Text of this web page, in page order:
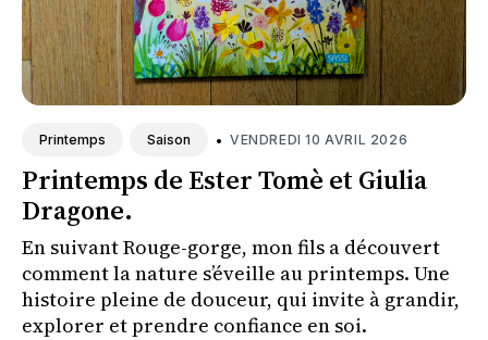
Printemps Saison • VENDREDI 10 AVRIL 2026
Printemps de Ester Tomè et Giulia
Dragone.
En suivant Rouge-gorge, mon fils a découvert
comment la nature s’éveille au printemps. Une
histoire pleine de douceur, qui invite à grandir,
explorer et prendre confiance en soi.